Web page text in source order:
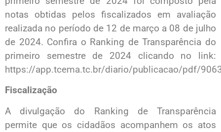
notas obtidas pelos fiscalizados em avaliação
realizada no período de 12 de março a 08 de julho
de 2024. Confira o Ranking de Transparência do
primeiro semestre de 2024 clicando no link:
https://app.tcema.tc.br/diario/publicacao/pdf/
Fiscalização
A divulgação do Ranking de Transparência
permite que os cidadãos acompanhem os atos